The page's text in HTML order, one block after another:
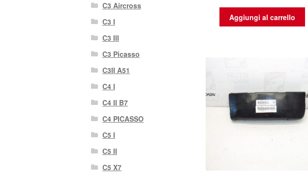
Aggiungi al carrello
C3 Aircross
C3 I
C3 III
C3 Picasso
C3II A51
C4 I
C4 II B7
C4 PICASSO
C5 I
C5 II
C5 X7